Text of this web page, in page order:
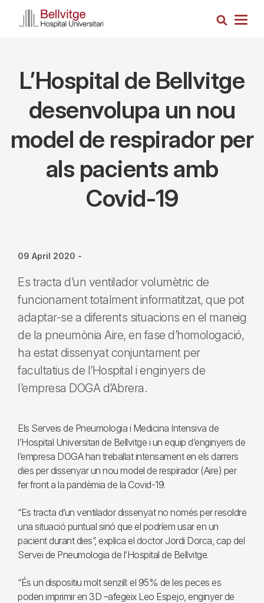
Search
L’Hospital de Bellvitge
desenvolupa un nou
model de respirador per
als pacients amb
Covid-19
09 April 2020 -
Es tracta d’un ventilador volumètric de
funcionament totalment informatitzat, que pot
adaptar-se a diferents situacions en el maneig
de la pneumònia Aire, en fase d’homologació,
ha estat dissenyat conjuntament per
facultatius de l’Hospital i enginyers de
l’empresa DOGA d’Abrera.
Els Serveis de Pneumologia i Medicina Intensiva de
l’Hospital Universitari de Bellvitge i un equip d’enginyers de
l’empresa DOGA han treballat intensament en els darrers
dies per dissenyar un nou model de respirador (Aire) per
fer front a la pandèmia de la Covid-19.
“Es tracta d’un ventilador dissenyat no només per resoldre
una situació puntual sinó que el podríem usar en un
pacient durant dies”, explica el doctor Jordi Dorca, cap del
Servei de Pneumologia de l’Hospital de Bellvitge.
“És un dispositiu molt senzill: el 95% de les peces es
poden imprimir en 3D –afegeix Leo Espejo, enginyer de